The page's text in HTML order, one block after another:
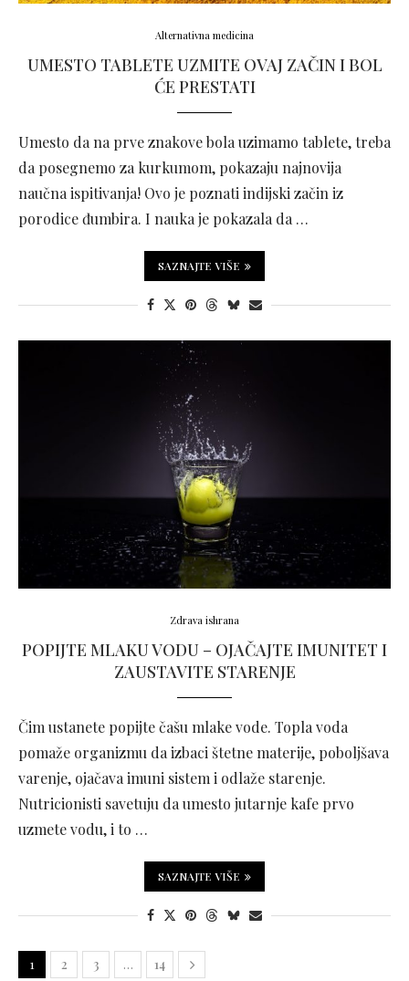
Alternativna medicina
UMESTO TABLETE UZMITE OVAJ ZAČIN I BOL
ĆE PRESTATI
Umesto da na prve znakove bola uzimamo tablete, treba
da posegnemo za kurkumom, pokazaju najnovija
naučna ispitivanja! Ovo je poznati indijski začin iz
porodice đumbira. I nauka je pokazala da …
SAZNAJTE VIŠE
Zdrava ishrana
POPIJTE MLAKU VODU – OJAČAJTE IMUNITET I
ZAUSTAVITE STARENJE
Čim ustanete popijte čašu mlake vode. Topla voda
pomaže organizmu da izbaci štetne materije, poboljšava
varenje, ojačava imuni sistem i odlaže starenje.
Nutricionisti savetuju da umesto jutarnje kafe prvo
uzmete vodu, i to …
SAZNAJTE VIŠE
1 2 3 … 14